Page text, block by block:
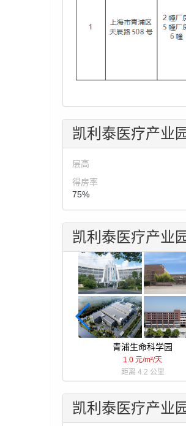
凯利泰医疗产业
层高
得房率
75%
凯利泰医疗产业
青浦生命科学园
1.0 元/m²/天
距离 4.2 公里
凯利泰医疗产业